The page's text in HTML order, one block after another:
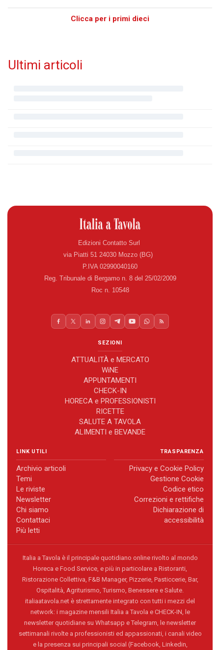
Clicca per i primi dieci
Ultimi articoli
Edizioni Contatto Surl
via Piatti 51 24030 Mozzo (BG)
P.IVA 02990040160
Reg. Tribunale di Bergamo n. 8 del 25/02/2009
Roc n. 10548
SEZIONI
ATTUALITÀ e MERCATO
WiNE
APPUNTAMENTI
CHECK-IN
HORECA e PROFESSIONISTI
RICETTE
SALUTE A TAVOLA
ALIMENTI e BEVANDE
LINK UTILI
Archivio articoli
Temi
Le riviste
Newsletter
Chi siamo
Contattaci
Più letti
TRASPARENZA
Privacy e Cookie Policy
Gestione Cookie
Codice etico
Correzioni e rettifiche
Dichiarazione di
accessibilità
Italia a Tavola è il principale quotidiano online rivolto al mondo
Horeca e Food Service, e più in particolare a Ristoranti,
Ristorazione Collettiva, F&B Manager, Pizzerie, Pasticcerie, Bar,
Ospitalità, Agriturismo, Turismo, Benessere e Salute.
italiaatavola.net è strettamente integrato con tutti i mezzi del
network: i magazine mensili Italia a Tavola e CHECK-IN, le
newsletter quotidiane su Whatsapp e Telegram, le newsletter
settimanali rivolte a professionisti ed appassionati, i canali video
e la presenza sui principali social (Facebook, Linkedin,